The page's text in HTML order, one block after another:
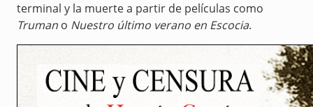
terminal y la muerte a partir de películas como
Truman o Nuestro último verano en Escocia.